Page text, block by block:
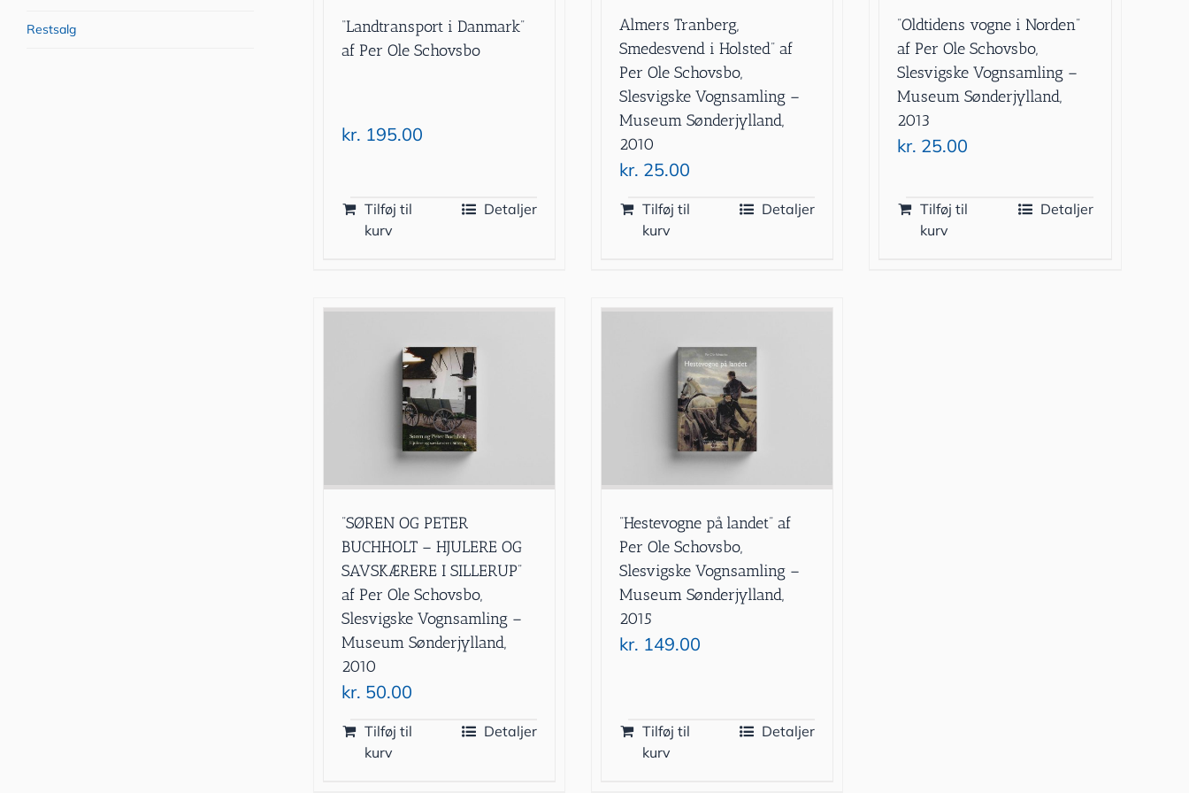
“Landtransport i Danmark”
af Per Ole Schovsbo
kr. 195.00
Tilføj til
kurv
Detaljer
Almers Tranberg,
Smedesvend i Holsted” af
Per Ole Schovsbo,
Slesvigske Vognsamling –
Museum Sønderjylland,
2010
kr. 25.00
Tilføj til
kurv
Detaljer
”Oldtidens vogne i Norden”
af Per Ole Schovsbo,
Slesvigske Vognsamling –
Museum Sønderjylland,
2013
kr. 25.00
Tilføj til
kurv
Detaljer
”SØREN OG PETER
BUCHHOLT – HJULERE OG
SAVSKÆRERE I SILLERUP”
af Per Ole Schovsbo,
Slesvigske Vognsamling –
Museum Sønderjylland,
2010
kr. 50.00
Tilføj til
kurv
Detaljer
”Hestevogne på landet” af
Per Ole Schovsbo,
Slesvigske Vognsamling –
Museum Sønderjylland,
2015
kr. 149.00
Tilføj til
kurv
Detaljer
Restsalg